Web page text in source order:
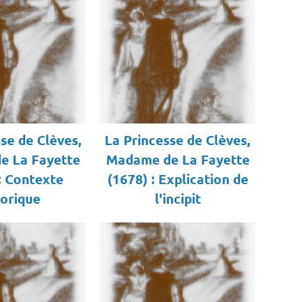
de Clèves,
La Fayette
Contexte
La Princesse de Clèves,
Madame de La Fayette
(1678) : Explication de
l'incipit